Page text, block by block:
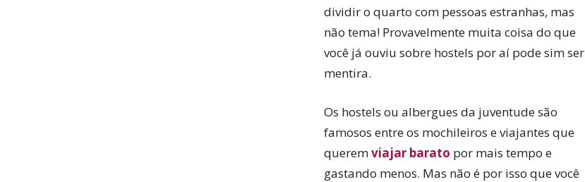
dividir o quarto com pessoas estranhas, mas
não tema! Provavelmente muita coisa do que
você já ouviu sobre hostels por aí pode sim ser
mentira.
Os hostels ou albergues da juventude são
famosos entre os mochileiros e viajantes que
queremviajar barato por mais tempo e
gastando menos. Mas não é por isso que você